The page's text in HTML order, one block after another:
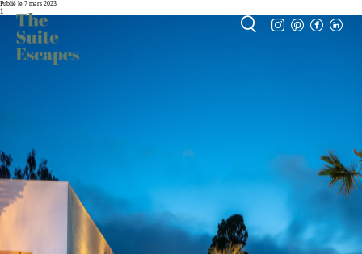
Publié le 7 mars 2023
1